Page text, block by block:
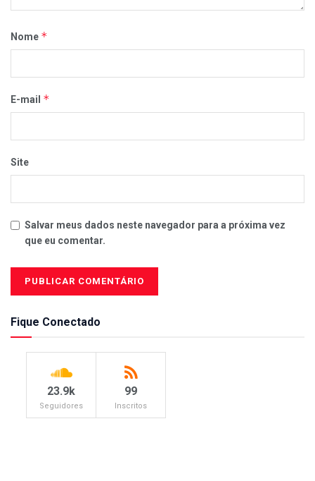
Nome *
E-mail *
Site
Salvar meus dados neste navegador para a próxima vez
que eu comentar.
Fique Conectado
23.9k
Seguidores
99
Inscritos